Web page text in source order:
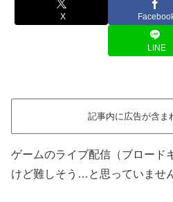
X
LINE
記事内に広告が含ま
ゲームのライブ配信（ブロード
けど難しそう…と思っていませ